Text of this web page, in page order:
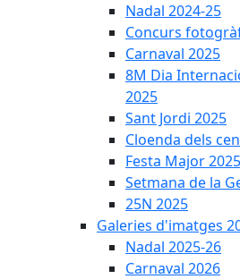
Nadal 2024-25
Concurs
Carnaval 2025
8M Dia
2025
Sant Jordi 2025
Cloenda dels
Festa Major 2025
Setmana de la
25N 2025
Galeries d'imatges
Nadal 2025-26
Carnaval 2026